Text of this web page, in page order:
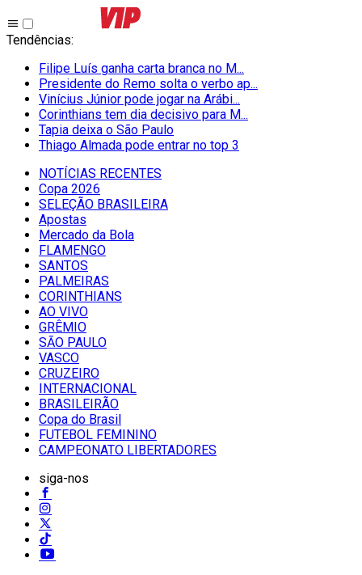
Tendências:
Filipe Luís ganha carta branca no M...
Presidente do Remo solta o verbo ap...
Vinícius Júnior pode jogar na Arábi...
Corinthians tem dia decisivo para M...
Tapia deixa o São Paulo
Thiago Almada pode entrar no top 3
NOTÍCIAS RECENTES
Copa 2026
SELEÇÃO BRASILEIRA
Apostas
Mercado da Bola
FLAMENGO
SANTOS
PALMEIRAS
CORINTHIANS
AO VIVO
GRÊMIO
SĀO PAULO
VASCO
CRUZEIRO
INTERNACIONAL
BRASILEIRÃO
Copa do Brasil
FUTEBOL FEMININO
CAMPEONATO LIBERTADORES
siga-nos